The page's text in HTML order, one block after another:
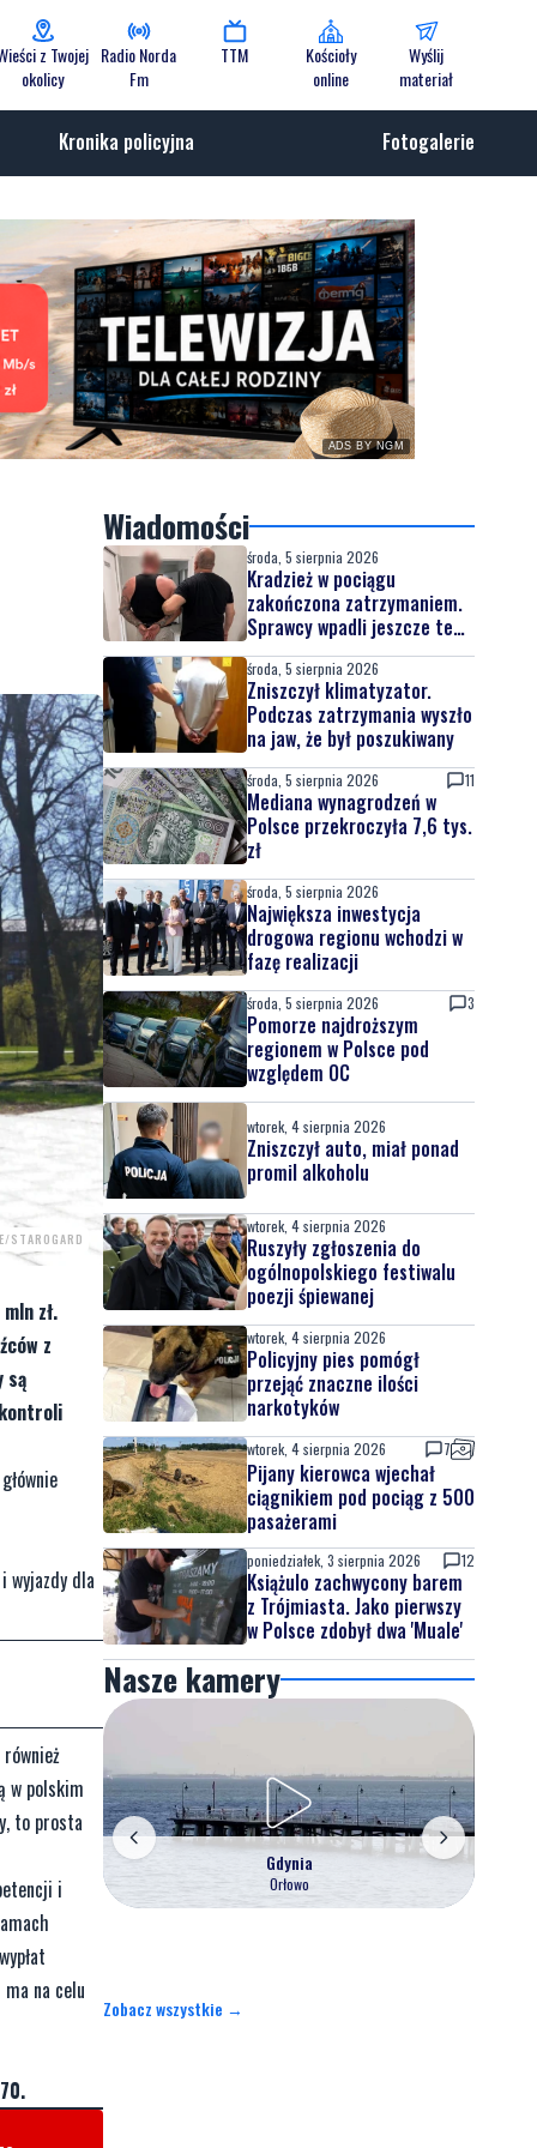
z Twojej
okolicy
Radio Norda
Fm
TTM
Kościoły
online
Wyślij
materiał
Kronika policyjna Fotogalerie
ADS BY NGM
STAROGARD
zł.
z
są
wyjazdy dla
w polskim
to prosta
i
na celu
Wiadomości
środa, 5 sierpnia 2026
Kradzież w pociągu
zakończona zatrzymaniem.
Sprawcy wpadli jeszcze tego
samego dnia
środa, 5 sierpnia 2026
Zniszczył klimatyzator.
Podczas zatrzymania wyszło
na jaw, że był poszukiwany
środa, 5 sierpnia 2026 11
Mediana wynagrodzeń w
Polsce przekroczyła 7,6 tys.
zł
środa, 5 sierpnia 2026
Największa inwestycja
drogowa regionu wchodzi w
fazę realizacji
środa, 5 sierpnia 2026 3
Pomorze najdroższym
regionem w Polsce pod
względem OC
wtorek, 4 sierpnia 2026
Zniszczył auto, miał ponad
promil alkoholu
wtorek, 4 sierpnia 2026
Ruszyły zgłoszenia do
ogólnopolskiego festiwalu
poezji śpiewanej
wtorek, 4 sierpnia 2026
Policyjny pies pomógł
przejąć znaczne ilości
narkotyków
wtorek, 4 sierpnia 2026 7
Pijany kierowca wjechał
ciągnikiem pod pociąg z 500
pasażerami
poniedziałek, 3 sierpnia 2026 12
Książulo zachwycony barem
z Trójmiasta. Jako pierwszy
w Polsce zdobył dwa 'Muale'
Nasze kamery
Gdynia
Orłowo
Zobacz wszystkie →